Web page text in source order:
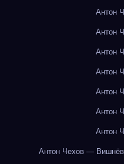
Антон
Антон
Антон
Антон
Антон
Антон
Антон
Антон Чехов —